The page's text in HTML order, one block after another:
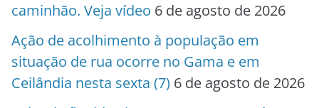
caminhão. Veja vídeo 6 de agosto de 2026
Ação de acolhimento à população em
situação de rua ocorre no Gama e em
Ceilândia nesta sexta (7) 6 de agosto de 2026